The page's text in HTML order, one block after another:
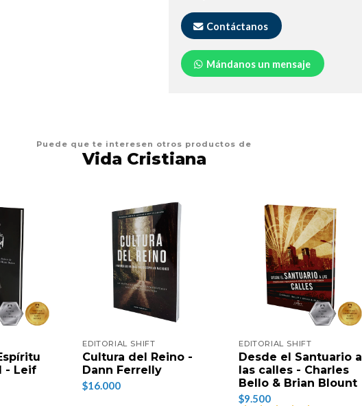
Contáctanos
Mándanos un mensaje
Puede que te interesen otros productos de
Vida Cristiana
- Leif
EDITORIAL SHIFT
Cultura del Reino -
Dann Ferrelly
$16.000
EDITORIAL SHIFT
Desde el Santuario a
las calles - Charles
Bello & Brian Blount
$9.500